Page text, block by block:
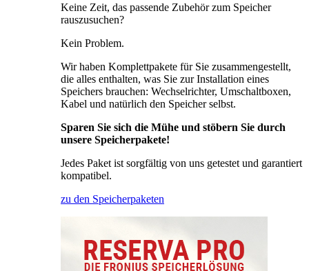
Keine Zeit, das passende Zubehör zum Speicher
rauszusuchen?
Kein Problem.
Wir haben Komplettpakete für Sie zusammengestellt,
die alles enthalten, was Sie zur Installation eines
Speichers brauchen: Wechselrichter, Umschaltboxen,
Kabel und natürlich den Speicher selbst.
Sparen Sie sich die Mühe und stöbern Sie durch
unsere Speicherpakete!
Jedes Paket ist sorgfältig von uns getestet und garantiert
kompatibel.
zu den Speicherpaketen